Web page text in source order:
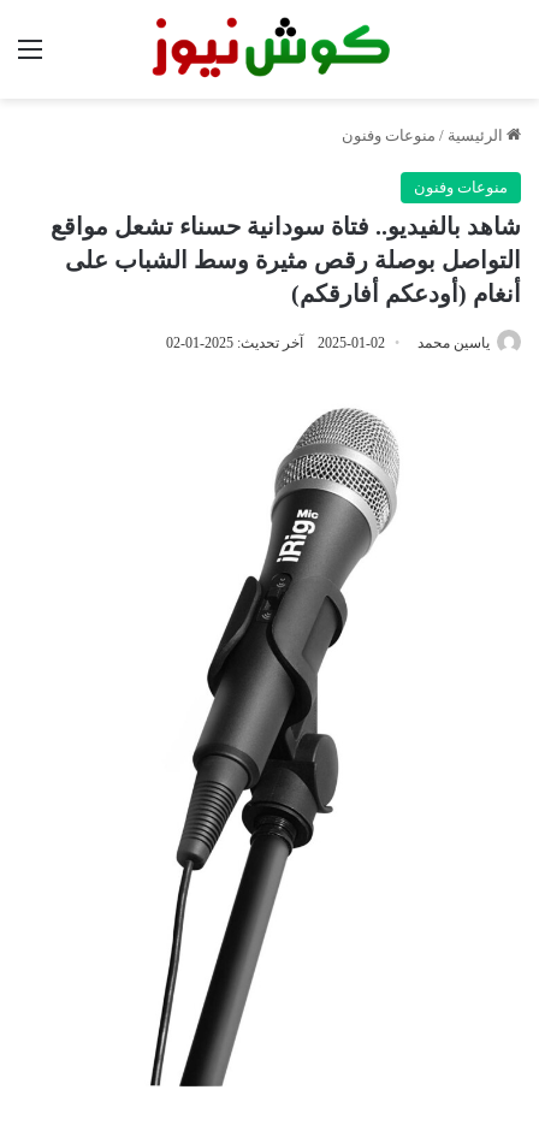
الرئيسية / منوعات وفنون
منوعات وفنون
شاهد بالفيديو.. فتاة سودانية حسناء تشعل مواقع
التواصل بوصلة رقص مثيرة وسط الشباب على
أنغام (أودعكم أفارقكم)
ياسين محمد 2025-01-02 آخر تحديث: 2025-01-02